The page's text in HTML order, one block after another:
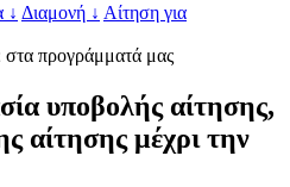
↓ Διαμονή ↓ Αίτηση για
στα προγράμματά μας
υποβολής αίτησης,
αίτησης μέχρι την